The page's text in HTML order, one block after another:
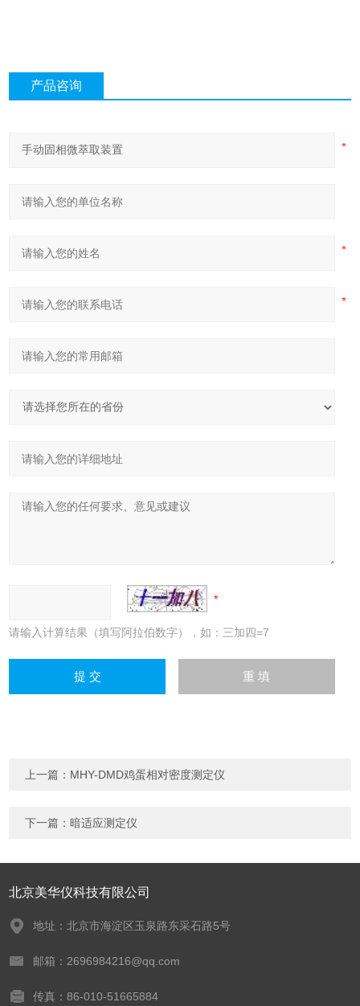
产品咨询
请输入计算结果（填写阿拉伯数字），如：三加四=7
上一篇： MHY-DMD鸡蛋相对密度测定仪
下一篇：暗适应测定仪
北京美华仪科技有限公司
地址：北京市海淀区玉泉路东采石路5号
邮箱：2696984216@qq.com
传真：86-010-51665884